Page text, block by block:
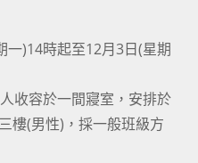
一)14時起至12月3日(星期
收容於一間寢室，安排於
樓(男性)，採一般班級方